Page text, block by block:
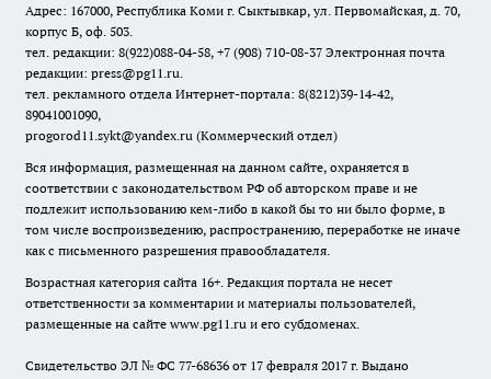
Адрес: 167000, Республика Коми г. Сыктывкар, ул. Первомайская, д. 70,
корпус Б, оф. 503.
тел. редакции: 8(922)088-04-58, +7 (908) 710-08-37 Электронная почта
редакции: press@pg11.ru.
тел. рекламного отдела Интернет-портала: 8(8212)39-14-42,
89041001090,
progorod11.sykt@yandex.ru (Коммерческий отдел)
Вся информация, размещенная на данном сайте, охраняется в
соответствии с законодательством РФ об авторском праве и не
подлежит использованию кем-либо в какой бы то ни было форме, в
том числе воспроизведению, распространению, переработке не иначе
как с письменного разрешения правообладателя.
Возрастная категория сайта 16+. Редакция портала не несет
ответственности за комментарии и материалы пользователей,
размещенные на сайте www.pg11.ru и его субдоменах.
Свидетельство ЭЛ № ФС 77-68636 от 17 февраля 2017 г. Выдано